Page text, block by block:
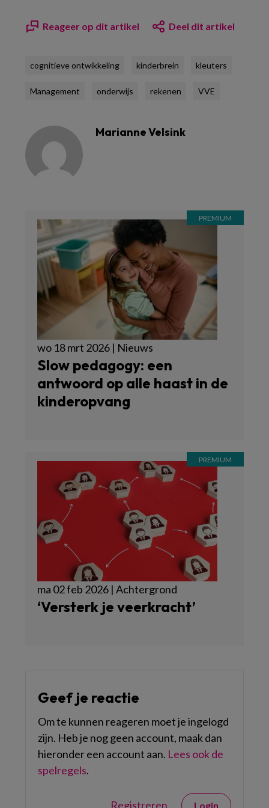
Reageer op dit artikel Deel dit artikel
cognitieve ontwikkeling kinderbrein kleuters
Management onderwijs rekenen VVE
Marianne Velsink
wo 18 mrt 2026 | Nieuws
Slow pedagogy: een
antwoord op alle haast in de
kinderopvang
ma 02 feb 2026 | Achtergrond
‘Versterk je veerkracht’
Geef je reactie
Om te kunnen reageren moet je ingelogd
zijn. Heb je nog geen account, maak dan
hieronder een account aan. Lees ook de
spelregels.
Registreren Login